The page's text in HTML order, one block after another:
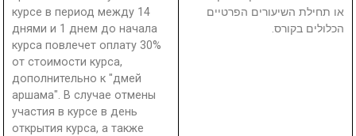
курсе в период между 14
днями и 1 днем до начала
курса повлечет оплату 30%
от стоимости курса,
дополнительно к "дмей
аршама". В случае отмены
участия в курсе в день
открытия курса, а также
או תחילת השיעורים הפרטיים
הכלולים בקורס.